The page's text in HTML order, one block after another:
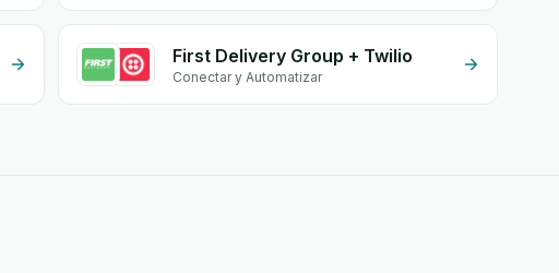
First Delivery Group + Twilio
Conectar y Automatizar